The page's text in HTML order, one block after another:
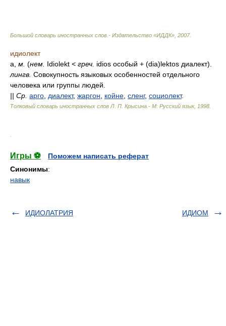
Большой словарь иностранных слов.- Издательство «ИДДК» 2007.
идиолект
а, м. (нем. Idiolekt < греч. idios особый + (dia)lektos диалект).
лингв. Совокупность языковых особенностей отдельного
человека или группы людей.
|| Ср. арго диалект, жаргон койне сленг, социолект.
Толковый словарь иностранных слов Л. П. Крысина.- М: Русский язык, 1998
Игры ⚽
Поможем написать реферат
Синонимы:
навык
ИДИОЛАТРИЯ ИДИОМ